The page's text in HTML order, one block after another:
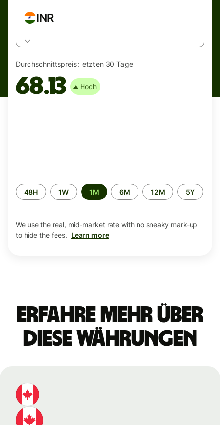
INR
Durchschnittspreis: letzten 30 Tage
68.13 Hoch
Time
period
48H 1W 1M 6M 12M 5Y
We use the real, mid-market rate with no sneaky mark-up
to hide the fees. Learn more
Erfahre mehr über
diese Währungen